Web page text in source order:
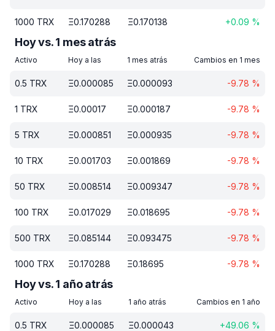
1000 TRX Ξ0.170288 Ξ0.170138 +0.09 %
Hoy vs. 1 mes atrás
Activo Hoy a las 1 mes atrás Cambios en 1 mes
0.5 TRX Ξ0.000085 Ξ0.000093 -9.78 %
1 TRX Ξ0.00017 Ξ0.000187 -9.78 %
5 TRX Ξ0.000851 Ξ0.000935 -9.78 %
10 TRX Ξ0.001703 Ξ0.001869 -9.78 %
50 TRX Ξ0.008514 Ξ0.009347 -9.78 %
100 TRX Ξ0.017029 Ξ0.018695 -9.78 %
500 TRX Ξ0.085144 Ξ0.093475 -9.78 %
1000 TRX Ξ0.170288 Ξ0.18695 -9.78 %
Hoy vs. 1 año atrás
Activo Hoy a las 1 año atrás Cambios en 1 año
0.5 TRX Ξ0.000085 Ξ0.000043 +49.06 %